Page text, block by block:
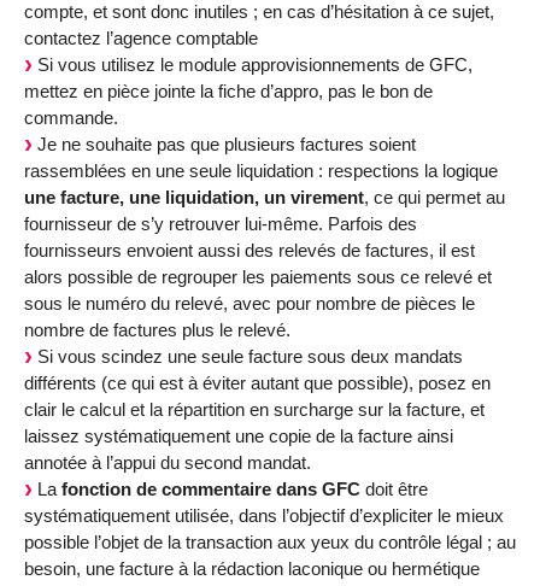
compte, et sont donc inutiles ; en cas d’hésitation à ce sujet,
contactez l’agence comptable
Si vous utilisez le module approvisionnements de GFC,
mettez en pièce jointe la fiche d’appro, pas le bon de
commande.
Je ne souhaite pas que plusieurs factures soient
rassemblées en une seule liquidation : respections la logique
une facture, une liquidation, un virement, ce qui permet au
fournisseur de s’y retrouver lui-même. Parfois des
fournisseurs envoient aussi des relevés de factures, il est
alors possible de regrouper les paiements sous ce relevé et
sous le numéro du relevé, avec pour nombre de pièces le
nombre de factures plus le relevé.
Si vous scindez une seule facture sous deux mandats
différents (ce qui est à éviter autant que possible), posez en
clair le calcul et la répartition en surcharge sur la facture, et
laissez systématiquement une copie de la facture ainsi
annotée à l’appui du second mandat.
La fonction de commentaire dans GFC doit être
systématiquement utilisée, dans l’objectif d’expliciter le mieux
possible l’objet de la transaction aux yeux du contrôle légal ; au
besoin, une facture à la rédaction laconique ou hermétique